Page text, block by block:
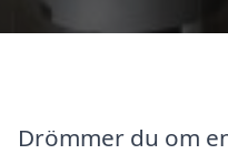
Drömmer du om